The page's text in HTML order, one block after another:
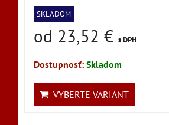
SKLADOM
od 23,52 € s DPH
Dostupnosť: Skladom
VYBERTE VARIANT